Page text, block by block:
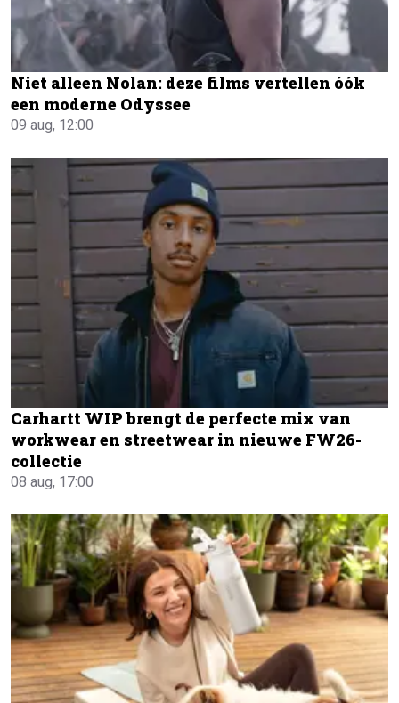
Niet alleen Nolan: deze films vertellen óók
een moderne Odyssee
09 aug, 12:00
Carhartt WIP brengt de perfecte mix van
workwear en streetwear in nieuwe FW26-
collectie
08 aug, 17:00